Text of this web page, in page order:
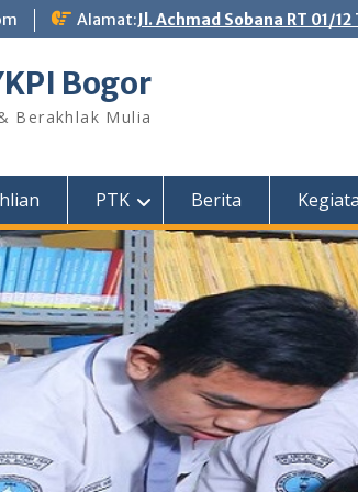
Alamat:Jl. Achmad Sobana RT 01/
Bogor
Berakhlak Mulia
PTK Berita